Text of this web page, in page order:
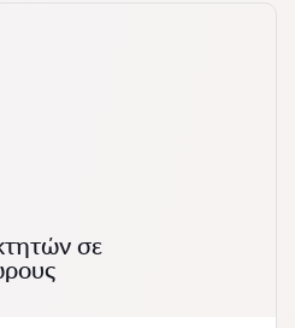
σε